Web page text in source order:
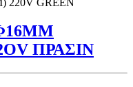
ΠΡΑΣΙΝ